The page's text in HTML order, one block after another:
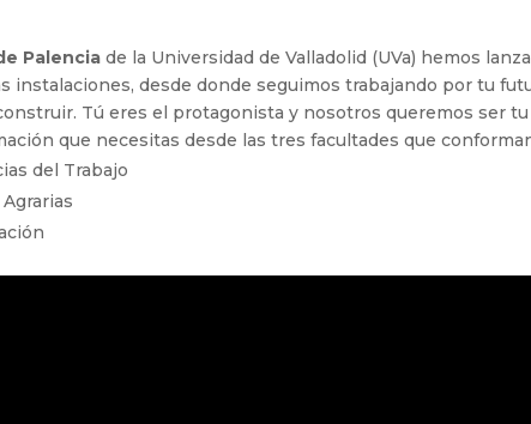
Palencia de la Universidad de Valladolid (UVa) hemos
instalaciones, desde donde seguimos trabajando por tu
Tú eres el protagonista y nosotros queremos ser tu
que necesitas desde las tres facultades que
del Trabajo